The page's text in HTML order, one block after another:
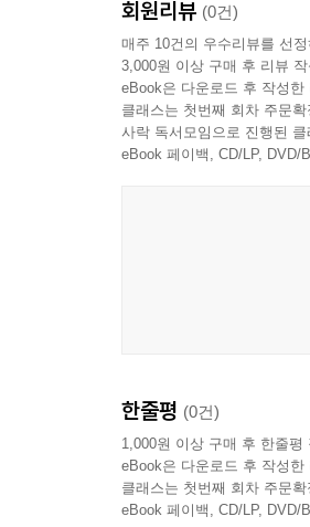
제2분기 스트레칭
넙다리네갈래근 스트레칭
모음근 스트레칭
동적 척추 운동
쪼그려 앉기(스쿼트 자세)
좌우 골반 스트레칭
몸통 스트레칭
모음근 스트레칭(나비 자
이 책이 그 여정의 든든한
2025년 4월
이지현, 김지혜, 윤태림,
회원리뷰 (0건)
매주 10건의 우수리뷰를 선
3,000원 이상 구매 후 리뷰 작
eBook은 다운로드 후 작성
클래스는 첫번째 회차 주문
사락 독서모임으로 진행된
eBook 페이백, CD/LP,
한줄평 (0건)
1,000원 이상 구매 후 한줄평
eBook은 다운로드 후 작성
클래스는 첫번째 회차 주문
eBook 페이백, CD/LP,